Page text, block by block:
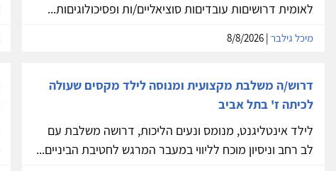
לאומית דרושיםות עובדיםות סוציאליים/ות ופסיכולוגיםות...
מיכל גילבר
דרוש/ה משלבת מקצועית ומנוסה לילד מקסים שעולה
לכיתה ז' בתל אביב
לילד אינטליגנט, מנומס ונעים הליכות, דרושה משלבת עם
לב רחב וניסיון מוכח לליווי במעבר המרגש לחטיבת הביניים...